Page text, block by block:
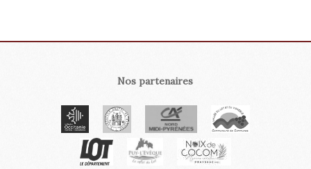
Nos partenaires